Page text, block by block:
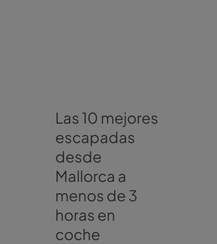
Las 10 mejores
escapadas
desde
Mallorca a
menos de 3
horas en
coche